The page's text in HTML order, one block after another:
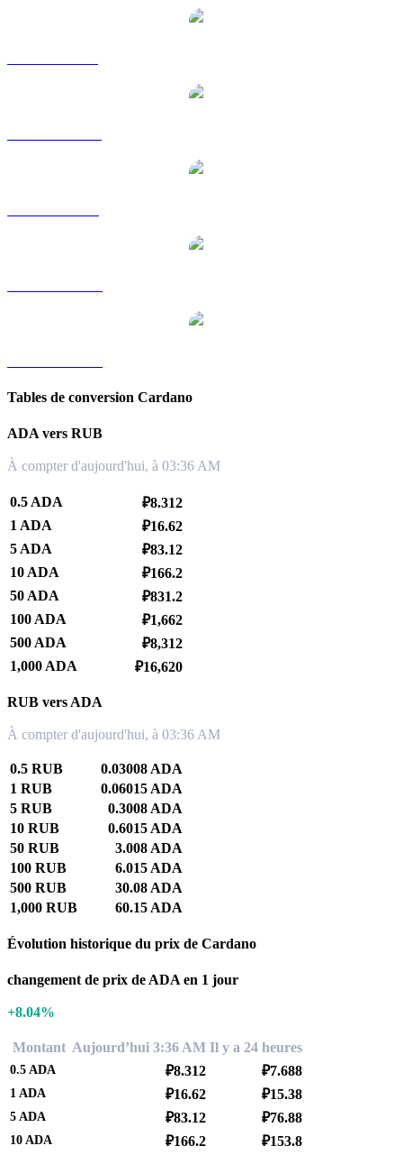
Tables de conversion Cardano
ADA vers RUB
À compter d'aujourd'hui, à 03:36 AM
0.5 ADA
₽8.312
1 ADA
₽16.62
5 ADA
₽83.12
10 ADA
₽166.2
50 ADA
₽831.2
100 ADA
₽1,662
500 ADA
₽8,312
1,000 ADA
₽16,620
RUB vers ADA
À compter d'aujourd'hui, à 03:36 AM
0.5 RUB
0.03008 ADA
1 RUB
0.06015 ADA
5 RUB
0.3008 ADA
10 RUB
0.6015 ADA
50 RUB
3.008 ADA
100 RUB
6.015 ADA
500 RUB
30.08 ADA
1,000 RUB
60.15 ADA
Évolution historique du prix de Cardano
changement de prix de ADA en 1 jour
+8.04%
Montant Aujourd’hui 3:36 AM Il y a 24 heures
0.5 ADA ₽8.312 ₽7.688
1 ADA ₽16.62 ₽15.38
5 ADA ₽83.12 ₽76.88
10 ADA ₽166.2 ₽153.8